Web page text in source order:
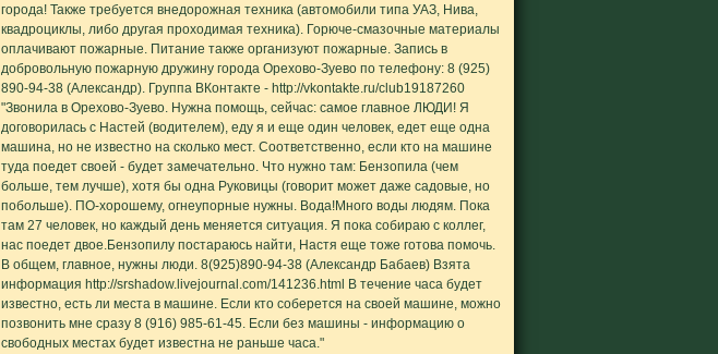
города! Также требуется внедорожная техника (автомобили типа УАЗ, Нива,
квадроциклы, либо другая проходимая техника). Горюче-смазочные материалы
оплачивают пожарные. Питание также организуют пожарные. Запись в
добровольную пожарную дружину города Орехово-Зуево по телефону: 8 (925)
890-94-38 (Александр). Группа ВКонтакте - http://vkontakte.ru/club19187260
"Звонила в Орехово-Зуево. Нужна помощь, сейчас: самое главное ЛЮДИ! Я
договорилась с Настей (водителем), еду я и еще один человек, едет еще одна
машина, но не известно на сколько мест. Соответственно, если кто на машине
туда поедет своей - будет замечательно. Что нужно там: Бензопила (чем
больше, тем лучше), хотя бы одна Руковицы (говорит может даже садовые, но
побольше). ПО-хорошему, огнеупорные нужны. Вода!Много воды людям. Пока
там 27 человек, но каждый день меняется ситуация. Я пока собираю с коллег,
нас поедет двое.Бензопилу постараюсь найти, Настя еще тоже готова помочь.
В общем, главное, нужны люди. 8(925)890-94-38 (Александр Бабаев) Взята
информация http://srshadow.livejournal.com/141236.html В течение часа будет
известно, есть ли места в машине. Если кто соберется на своей машине, можно
позвонить мне сразу 8 (916) 985-61-45. Если без машины - информацию о
свободных местах будет известна не раньше часа."